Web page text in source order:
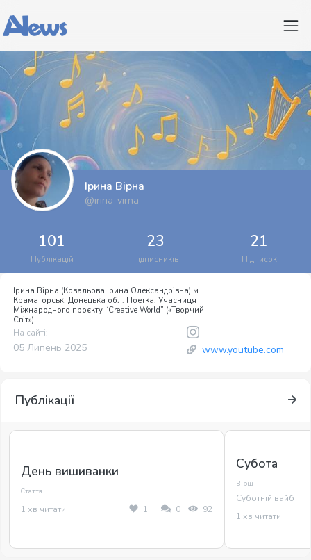
Ірина Вірна
@irina_virna
101
Публікацій
23
Підписників
21
Підписок
Ірина Вірна (Ковальова Ірина Олександрівна) м.
Краматорськ, Донецька обл. Поетка. Учасниця
Міжнародного проєкту “Creative World” («Творчий
Світ»).
На сайті:
05 Липень 2025 www.youtube.com
Публікації
День вишиванки
Стаття
1 хв читати 1 0 92
Субота
Вірш
Суботній вайб
1 хв читати